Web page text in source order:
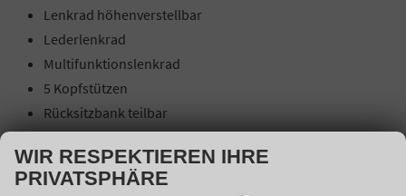
Lenkrad höhenverstellbar
Lederlenkrad
Multifunktionslenkrad
5 Kopfstützen
Rücksitzbank teilbar
Kindersitzvorbereitung (ISOFIX)
Mittelarmlehne
Lendenwirbelstütze Fahrer
WIR RESPEKTIEREN IHRE
PRIVATSPHÄRE